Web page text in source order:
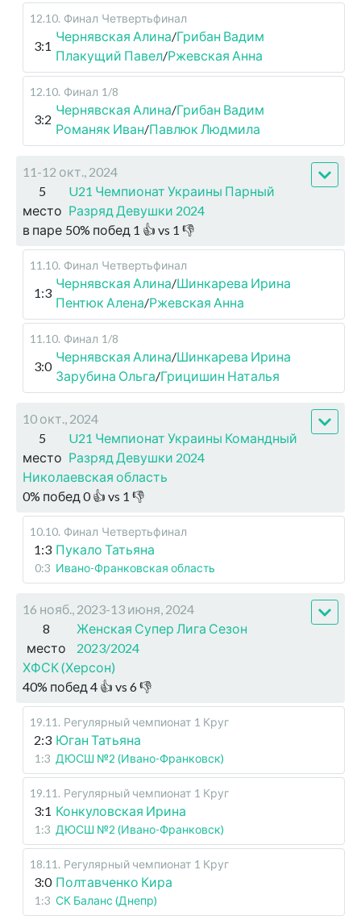
12.10. Финал Четвертьфинал
3:1
Чернявская Алина/Грибан Вадим
Плакущий Павел/Ржевская Анна
12.10. Финал 1/8
3:2
Чернявская Алина/Грибан Вадим
Романяк Иван/Павлюк Людмила
11-12 окт., 2024
5
место
U21 Чемпионат Украины Парный
Разряд Девушки 2024
в паре 50% побед 1 👍 vs 1 👎
11.10. Финал Четвертьфинал
1:3
Чернявская Алина/Шинкарева Ирина
Пентюк Алена/Ржевская Анна
11.10. Финал 1/8
3:0
Чернявская Алина/Шинкарева Ирина
Зарубина Ольга/Грицишин Наталья
10 окт., 2024
5
место
U21 Чемпионат Украины Командный
Разряд Девушки 2024
Николаевская область
0% побед 0👍 vs 1 👎
10.10. Финал Четвертьфинал
1:3 Пукало Татьяна
0:3 Ивано-Франковская область
16 нояб., 2023-13 июня, 2024
8
место
Женская Супер Лига Сезон
2023/2024
ХФСК (Херсон)
40% побед 4 👍 vs 6👎
19.11 . Регулярный чемпионат 1 Круг
2:3 Юган Татьяна
1:3 ДЮСШ №2 (Ивано-Франковск)
19.11 . Регулярный чемпионат 1 Круг
3:1 Конкуловская Ирина
1:3 ДЮСШ №2 (Ивано-Франковск)
18.11 . Регулярный чемпионат 1 Круг
3:0 Полтавченко Кира
1:3 СК Баланс (Днепр)